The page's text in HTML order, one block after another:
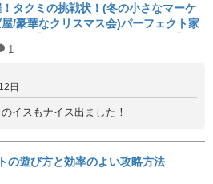
タクミの挑戦状！(冬の小さなマーケ
/豪華なクリスマス会)パーフェクト家
介！【ハッピーホームアカデミー】
1
日
イスもナイス出ました！
の遊び方と効率のよい攻略方法